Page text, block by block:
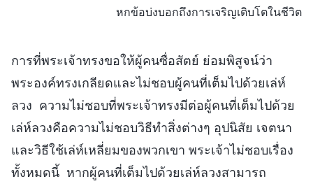
หกข้อบ่งบอกถึงการเจริญเติบโตในชีวิต
การที่พระเจ้าทรงขอให้ผู้คนซื่อสัตย์ ย่อมพิสูจน์ว่า
พระองค์ทรงเกลียดและไม่ชอบผู้คนที่เต็มไปด้วยเล่ห์
ลวง ความไม่ชอบที่พระเจ้าทรงมีต่อผู้คนที่เต็มไปด้วย
เล่ห์ลวงคือความไม่ชอบวิธีทำสิ่งต่างๆ อุปนิสัย เจตนา
และวิธีใช้เล่ห์เหลี่ยมของพวกเขา พระเจ้าไม่ชอบเรื่อง
ทั้งหมดนี้ หากผู้คนที่เต็มไปด้วยเล่ห์ลวงสามารถ